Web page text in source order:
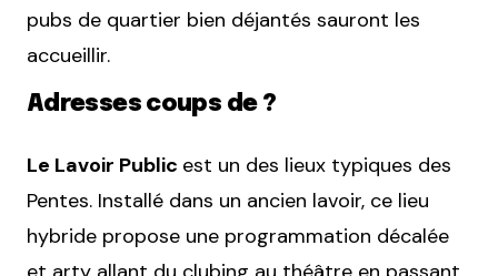
pubs de quartier bien déjantés sauront les
accueillir.
Adresses coups de ?
Le Lavoir Public est un des lieux typiques des
Pentes. Installé dans un ancien lavoir, ce lieu
hybride propose une programmation décalée